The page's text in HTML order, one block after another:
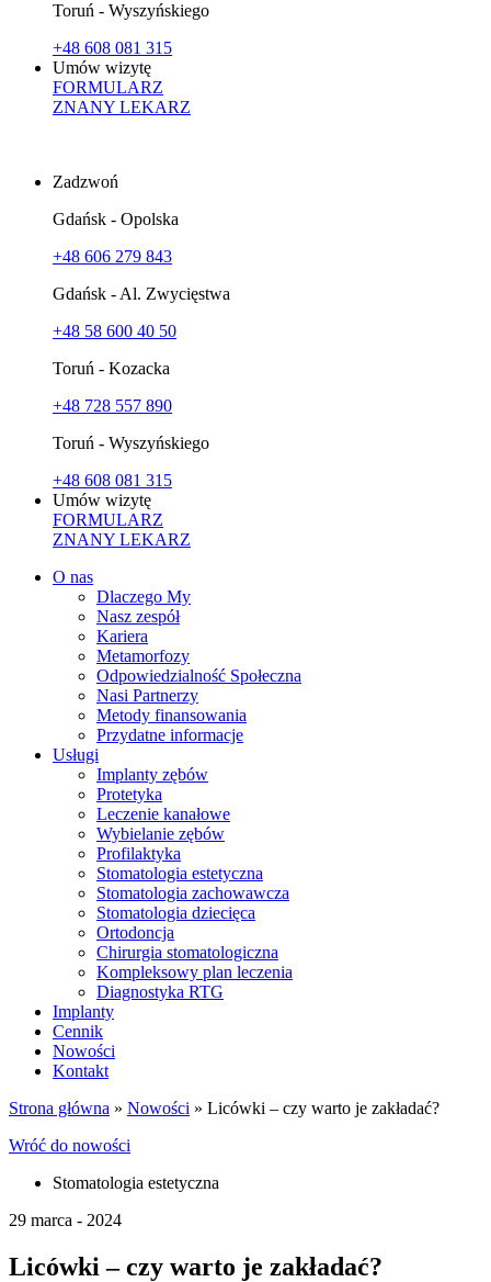
Toruń - Wyszyńskiego
+48 608 081 315
Umów wizytę
FORMULARZ
ZNANY LEKARZ
Zadzwoń
Gdańsk - Opolska
+48 606 279 843
Gdańsk - Al. Zwycięstwa
+48 58 600 40 50
Toruń - Kozacka
+48 728 557 890
Toruń - Wyszyńskiego
+48 608 081 315
Umów wizytę
FORMULARZ
ZNANY LEKARZ
O nas
Dlaczego My
Nasz zespół
Kariera
Metamorfozy
Odpowiedzialność Społeczna
Nasi Partnerzy
Metody finansowania
Przydatne informacje
Usługi
Implanty zębów
Protetyka
Leczenie kanałowe
Wybielanie zębów
Profilaktyka
Stomatologia estetyczna
Stomatologia zachowawcza
Stomatologia dziecięca
Ortodoncja
Chirurgia stomatologiczna
Kompleksowy plan leczenia
Diagnostyka RTG
Implanty
Cennik
Nowości
Kontakt
Strona główna » Nowości » Licówki – czy warto je zakładać?
Wróć do nowości
Stomatologia estetyczna
29 marca - 2024
Licówki – czy warto je zakładać?